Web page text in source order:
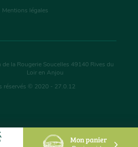
Mon panier
Mentions légales
de la Rougerie Soucelles 49140 Rives du
Loir en Anjou
réservés © 2020 - 27.0.12